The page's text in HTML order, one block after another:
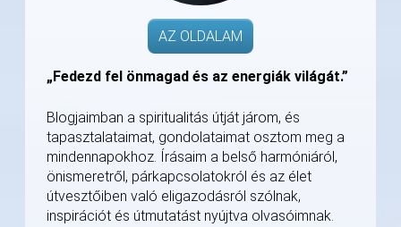
AZ OLDALAM
„Fedezd fel önmagad és az energiák világát.”
Blogjaimban a spiritualitás útját járom, és
tapasztalataimat, gondolataimat osztom meg a
mindennapokhoz. Írásaim a belső harmóniáról,
önismeretről, párkapcsolatokról és az élet
útvesztőiben való eligazodásról szólnak,
inspirációt és útmutatást nyújtva olvasóimnak.